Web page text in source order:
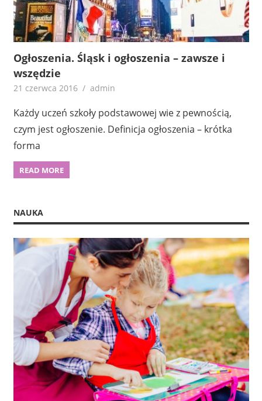
Ogłoszenia. Śląsk i ogłoszenia – zawsze i
wszędzie
21 czerwca 2016 admin
Każdy uczeń szkoły podstawowej wie z pewnością,
czym jest ogłoszenie. Definicja ogłoszenia – krótka
forma
READ MORE
NAUKA